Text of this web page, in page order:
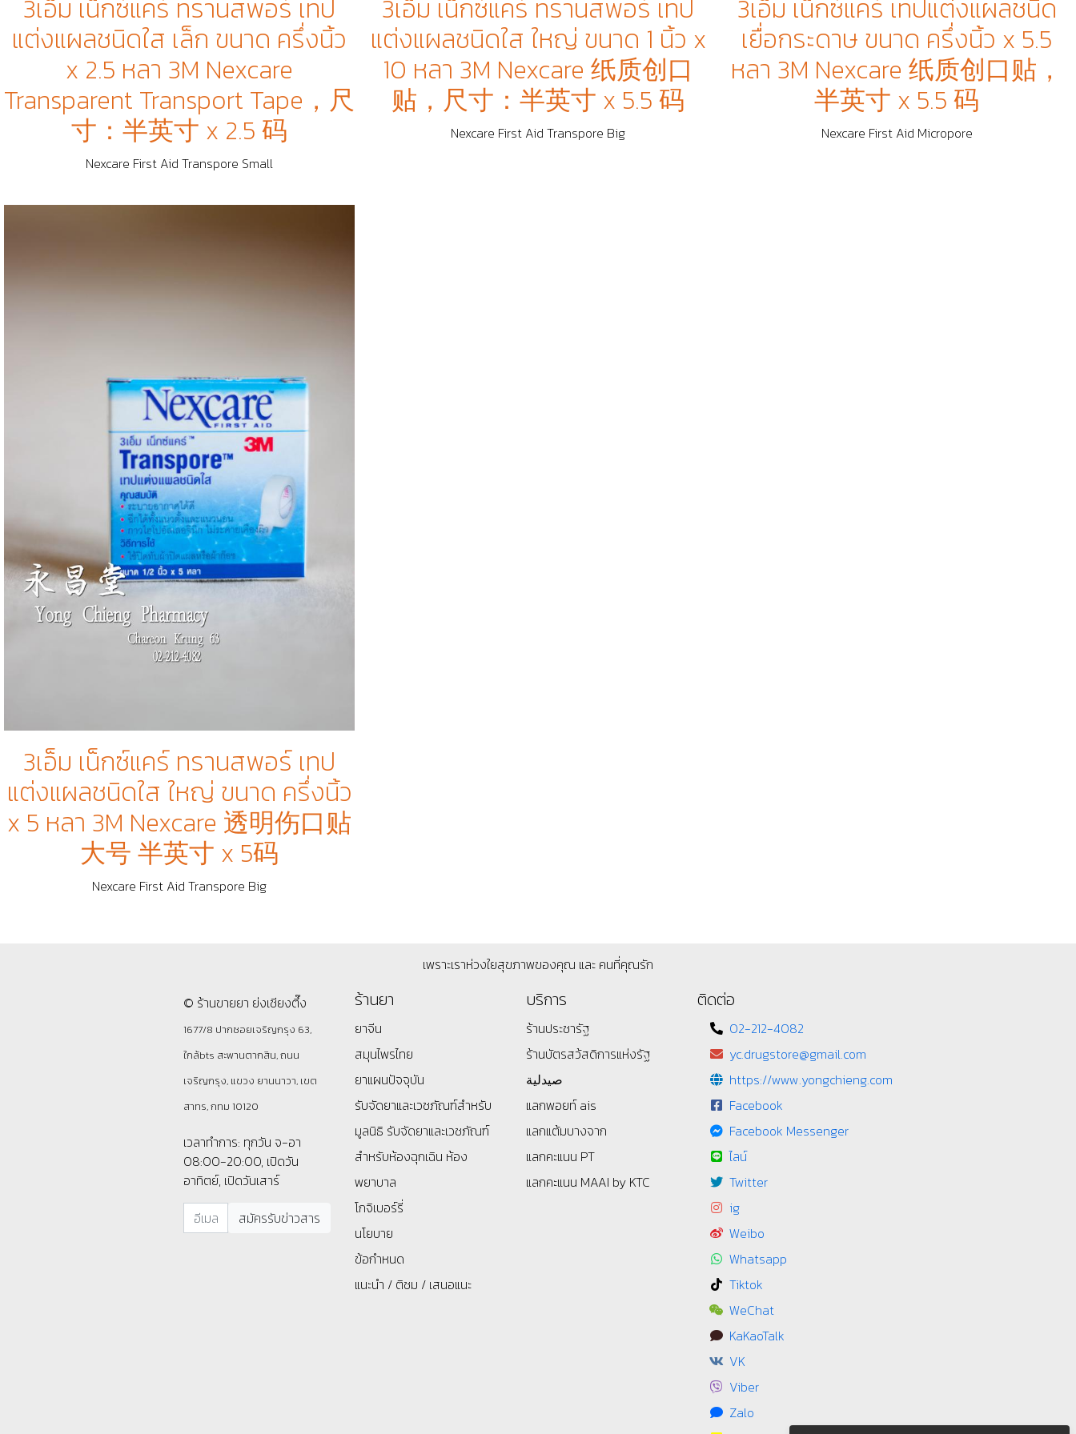
3เอ็ม เน็กซ์แคร์ ทรานสพอร์ เทป
แต่งแผลชนิดใส เล็ก ขนาด ครึ่งนิ้ว
x 2.5 หลา 3M Nexcare
Transparent Transport Tape，尺
寸：半英寸 x 2.5 码
Nexcare First Aid Transpore Small
3เอ็ม เน็กซ์แคร์ ทรานสพอร์ เทป
แต่งแผลชนิดใส ใหญ่ ขนาด 1 นิ้ว x
10 หลา 3M Nexcare 纸质创口
贴，尺寸：半英寸 x 5.5 码
Nexcare First Aid Transpore Big
3เอ็ม เน็กซ์แคร์ เทปแต่งแผลชนิด
เยื่อกระดาษ ขนาด ครึ่งนิ้ว x 5.5
หลา 3M Nexcare 纸质创口贴，
半英寸 x 5.5 码
Nexcare First Aid Micropore
3เอ็ม เน็กซ์แคร์ ทรานสพอร์ เทป
แต่งแผลชนิดใส ใหญ่ ขนาด ครึ่งนิ้ว
x 5 หลา 3M Nexcare 透明伤口贴
大号 半英寸 x 5码
Nexcare First Aid Transpore Big
เพราะเราห่วงใยสุขภาพของคุณ และ คนที่คุณรัก
© ร้านขายยา ย่งเชียงตึ๊ง
1677/8 ปากซอยเจริญกรุง 63,
ใกล้bts สะพานตากสิน, ถนน
เจริญกรุง, แขวง ยานนาวา, เขต
สาทร, กทม 10120
เวลาทำการ: ทุกวัน จ-อา
08:00-20:00, เปิดวัน
อาทิตย์, เปิดวันเสาร์
ร้านยา
ยาจีน
สมุนไพรไทย
ยาแผนปัจจุบัน
รับจัดยาและเวชภัณฑ์สำหรับ
มูลนิธิ รับจัดยาและเวชภัณฑ์
สำหรับห้องฉุกเฉิน ห้อง
พยาบาล
โกจิเบอร์รี่
นโยบาย
ข้อกำหนด
แนะนำ / ติชม / เสนอแนะ
บริการ
ร้านประชารัฐ
ร้านบัตรสว้สดิการแห่งรัฐ
صيدلية
แลกพอยท์ ais
แลกแต้มบางจาก
แลกคะแนน PT
แลกคะแนน MAAI by KTC
ติดต่อ
02-212-4082
yc.drugstore@gmail.com
https://www.yongchieng.com
Facebook
Facebook Messenger
ไลน์
Twitter
ig
Weibo
Whatsapp
Tiktok
WeChat
KaKaoTalk
VK
Viber
Zalo